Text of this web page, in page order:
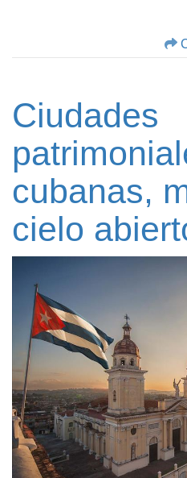
Ciudades
cubanas,
cielo